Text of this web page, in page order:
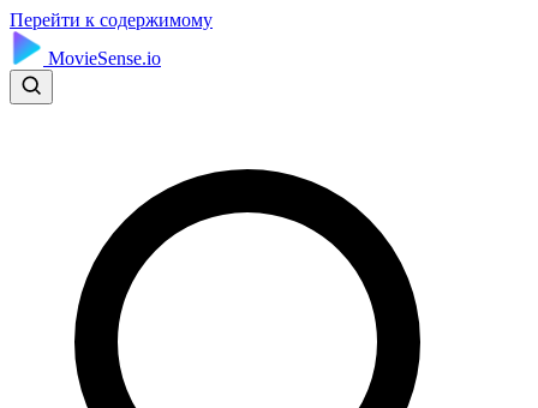
Перейти к содержимому
MovieSense.io